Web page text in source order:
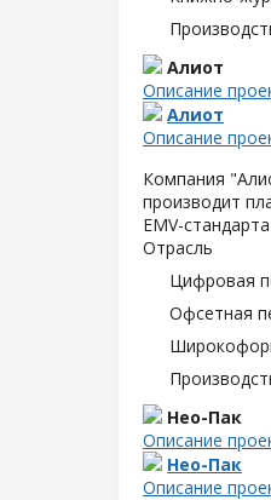
Алиот
Описание
Алиот
Описание
Компания
производит
EMV-
Отрасль
Цифровая
Офсетная
Нео-Пак
Описание
Нео-Пак
Описание